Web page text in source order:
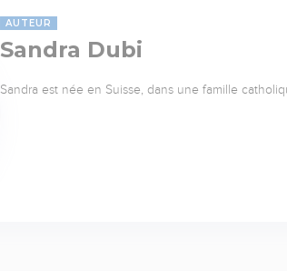
AUTEUR
Sandra Dubi
Sandra est née en Suisse, dans une famille